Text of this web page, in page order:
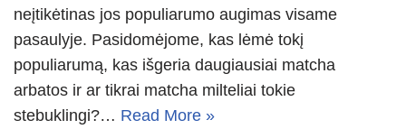
neįtikėtinas jos populiarumo augimas visame
pasaulyje. Pasidomėjome, kas lėmė tokį
populiarumą, kas išgeria daugiausiai matcha
arbatos ir ar tikrai matcha milteliai tokie
stebuklingi?… Read More »